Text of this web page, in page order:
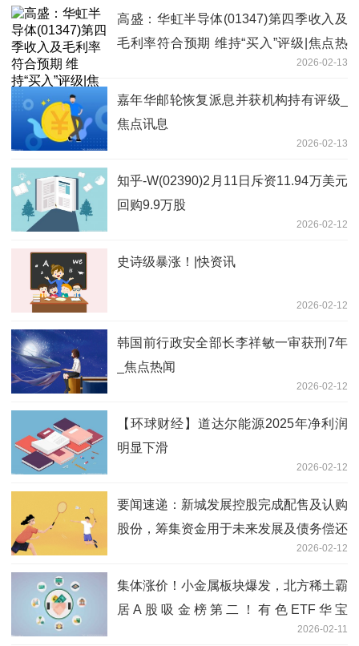
高盛：华虹半导体(01347)第四季收入及
毛利率符合预期 维持“买入”评级|焦点热
2026-02-13
嘉年华邮轮恢复派息并获机构持有评级_
焦点讯息
2026-02-13
知乎-W(02390)2月11日斥资11.94万美元
回购9.9万股
2026-02-12
史诗级暴涨！|快资讯
2026-02-12
韩国前行政安全部长李祥敏一审获刑7年
_焦点热闻
2026-02-12
【环球财经】道达尔能源2025年净利润
明显下滑
2026-02-12
要闻速递：新城发展控股完成配售及认购
股份，筹集资金用于未来发展及债务偿还
2026-02-12
集体涨价！小金属板块爆发，北方稀土霸
居A股吸金榜第二！有色ETF华宝
2026-02-11